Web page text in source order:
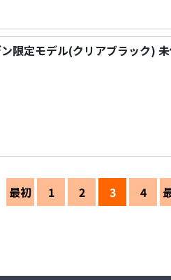
限定モデル(クリアブラック)
最初 1 2 3 4